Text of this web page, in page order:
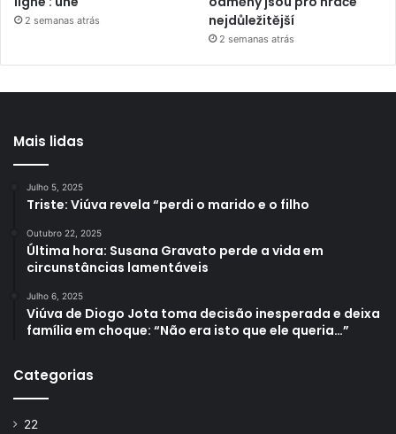
2 semanas atrás
nejdůležitější
2 semanas atrás
Mais lidas
Julho 5, 2025
Triste: Viúva revela “perdi o marido e o filho
Outubro 22, 2025
Última hora: Susana Gravato perde a vida em
circunstâncias lamentáveis
Julho 6, 2025
Viúva de Diogo Jota toma decisão inesperada e deixa
família em choque: “Não era isto que ele queria…”
Categorias
22